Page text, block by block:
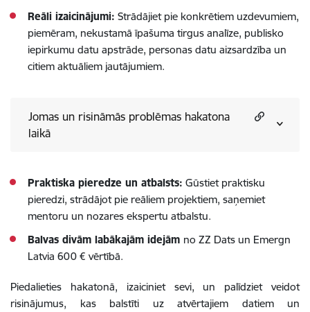
Reāli izaicinājumi: Strādājiet pie konkrētiem uzdevumiem,
piemēram, nekustamā īpašuma tirgus analīze, publisko
iepirkumu datu apstrāde, personas datu aizsardzība un
citiem aktuāliem jautājumiem.
Jomas un risināmās problēmas hakatona
laikā
Praktiska pieredze un atbalsts: Gūstiet praktisku
pieredzi, strādājot pie reāliem projektiem, saņemiet
mentoru un nozares ekspertu atbalstu.
Balvas divām labākajām idejām no ZZ Dats un Emergn
Latvia 600 € vērtībā.
Piedalieties hakatonā, izaiciniet sevi, un palīdziet veidot
risinājumus, kas balstīti uz atvērtajiem datiem un